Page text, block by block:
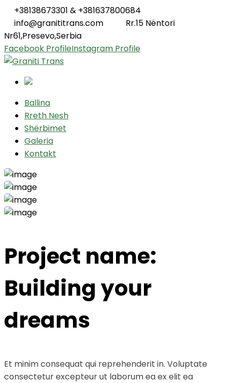
+38138673301 & +381637800684
info@granititrans.com
Rr.15 Nëntori
Nr61,Presevo,Serbia
Facebook ProfileInstagram Profile
Ballina
Rreth Nesh
Shërbimet
Galeria
Kontakt
Project name:
Building your
dreams
Et minim consequat qui reprehenderit in. Voluptate
consectetur excepteur ut laborum ea ex elit ea